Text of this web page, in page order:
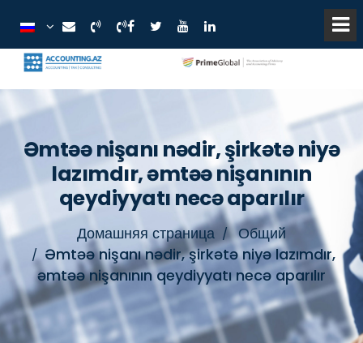
Əmtəə nişanı nədir, şirkətə niyə
lazımdır, əmtəə nişanının
qeydiyyatı necə aparılır
Домашняя страница
Общий
Əmtəə nişanı nədir, şirkətə niyə lazımdır,
əmtəə nişanının qeydiyyatı necə aparılır